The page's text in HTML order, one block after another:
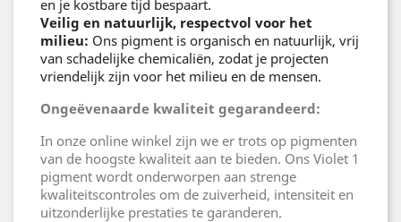
en je kostbare tijd bespaart.
Veilig en natuurlijk, respectvol voor het
milieu: Ons pigment is organisch en natuurlijk, vrij
van schadelijke chemicaliën, zodat je projecten
vriendelijk zijn voor het milieu en de mensen.
Ongeëvenaarde kwaliteit gegarandeerd:
In onze online winkel zijn we er trots op pigmenten
van de hoogste kwaliteit aan te bieden. Ons Violet 1
pigment wordt onderworpen aan strenge
kwaliteitscontroles om de zuiverheid, intensiteit en
uitzonderlijke prestaties te garanderen.